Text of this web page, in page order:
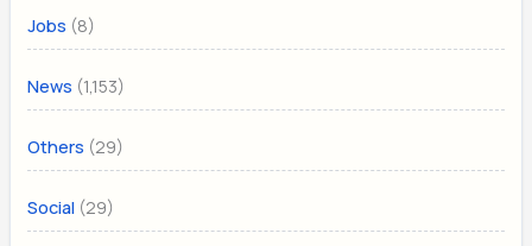
Jobs (8)
News (1,153)
Others (29)
Social (29)